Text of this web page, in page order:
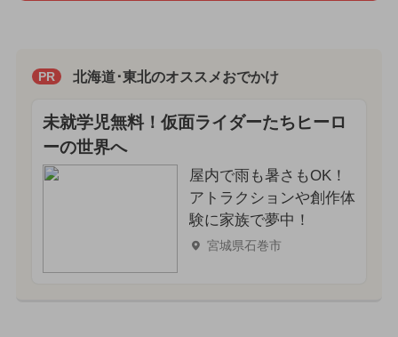
PR 北海道･東北のオススメおでかけ
未就学児無料！仮面ライダーたちヒーロ
ーの世界へ
屋内で雨も暑さもOK！
アトラクションや創作体
験に家族で夢中！
宮城県石巻市